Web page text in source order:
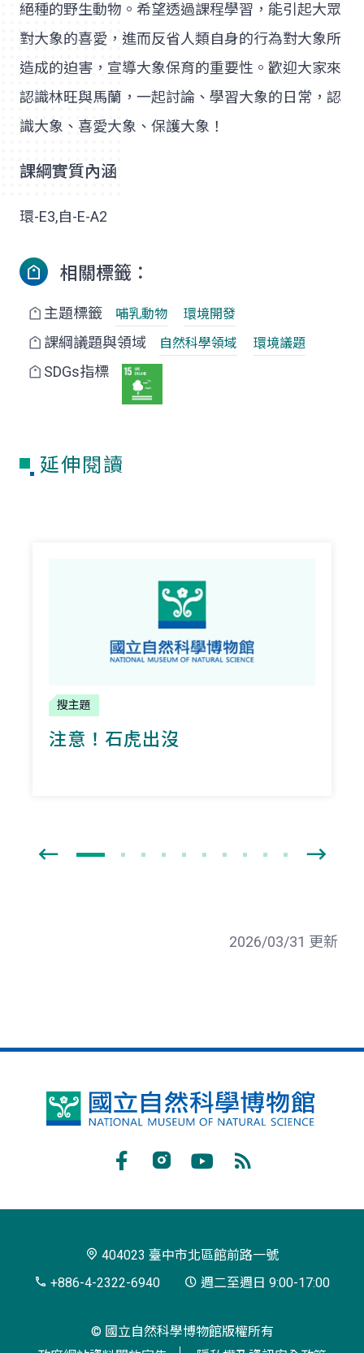
絕種的野生動物。希望透過課程學習，能引起大眾
對大象的喜愛，進而反省人類自身的行為對大象所
造成的迫害，宣導大象保育的重要性。歡迎大家來
認識林旺與馬蘭，一起討論、學習大象的日常，認
識大象、喜愛大象、保護大象！
課綱實質內涵
環-E3,自-E-A2
相關標籤：
主題標籤 哺乳動物 環境開發
課綱議題與領域 自然科學領域 環境議題
SDGs指標
延伸閱讀
搜主題
注意！石虎出沒
2026/03/31 更新
國
博
閱
404023 臺中市北區館前路一號
+886-4-2322-6940
週二至週日 9:00-17:00
© 國立自然科學博物館版權所有